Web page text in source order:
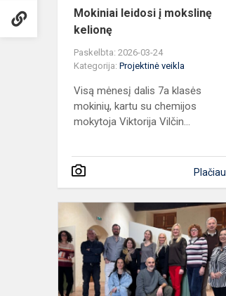
Mokiniai leidosi į mokslinę
kelionę
Paskelbta: 2026-03-24
Kategorija: Projektinė veikla
Visą mėnesį dalis 7a klasės
mokinių, kartu su chemijos
mokytoja Viktorija Vilčin...
Plačiau